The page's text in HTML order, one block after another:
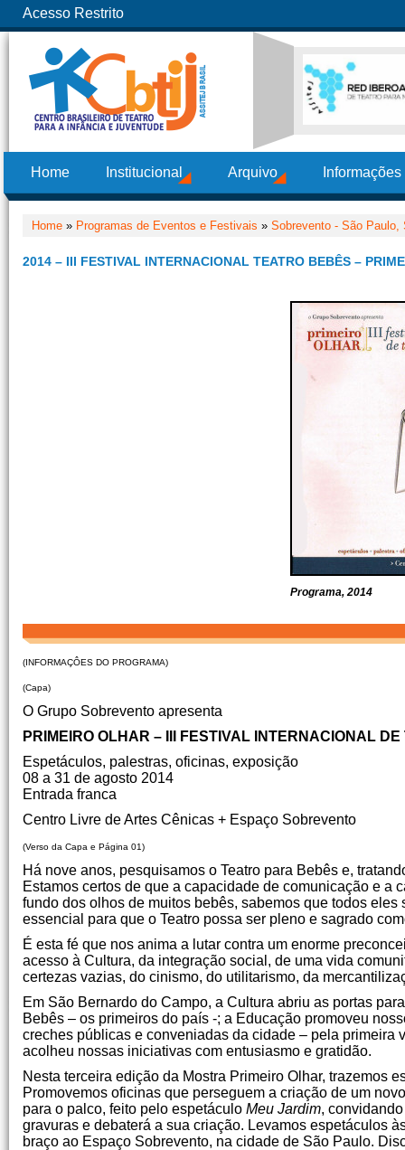
Acesso Restrito
Home Institucional Arquivo
Home » Programas de Eventos e Festivais » Sobrevento - São Paulo,
2014 – III FESTIVAL INTERNACIONAL TEATRO BEBÊS –
Programa, 2014
(INFORMAÇÔES DO PROGRAMA)
(Capa)
O Grupo Sobrevento apresenta
PRIMEIRO OLHAR – III FESTIVAL INTERNACIONAL
Espetáculos, palestras, oficinas, exposição
08 a 31 de agosto 2014
Entrada franca
Centro Livre de Artes Cênicas + Espaço Sobrevento
(Verso da Capa e Página 01)
Há nove anos, pesquisamos o Teatro para Bebês e,
Estamos certos de que a capacidade de comunicação e a
fundo dos olhos de muitos bebês, sabemos que todos
essencial para que o Teatro possa ser pleno e sagrado
É esta fé que nos anima a lutar contra um enorme
acesso à Cultura, da integração social, de uma vida
certezas vazias, do cinismo, do utilitarismo, da
Em São Bernardo do Campo, a Cultura abriu as portas
Bebês – os primeiros do país -; a Educação promoveu
creches públicas e conveniadas da cidade – pela primeira
acolheu nossas iniciativas com entusiasmo e gratidão.
Nesta terceira edição da Mostra Primeiro Olhar, trazemos
Promovemos oficinas que perseguem a criação de um
para o palco, feito pelo espetáculo Meu Jardim,
gravuras e debaterá a sua criação. Levamos espetáculos
braço ao Espaço Sobrevento, na cidade de São Paulo.